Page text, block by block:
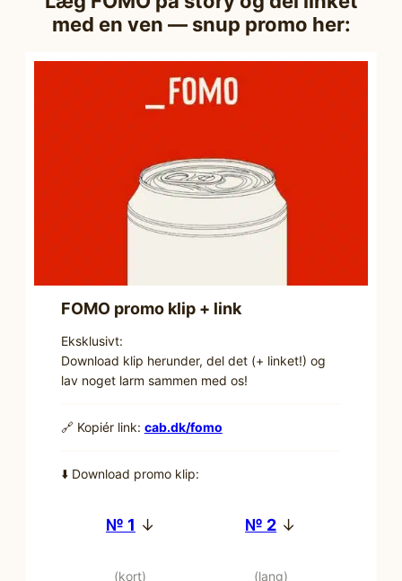
med en ven — snup promo her:
FOMO promo klip + link
Eksklusivt:
Download klip herunder, del det (+ linket!) og
lav noget larm sammen med os!
🔗 Kopiér link: cab.dk/fomo
⬇️ Download promo klip:
№ 1 ↓
(kort)
№ 2 ↓
(lang)